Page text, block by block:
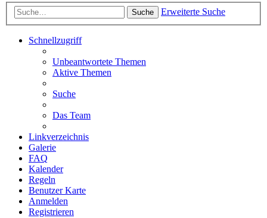
Suche Erweiterte Suche
Schnellzugriff
Unbeantwortete Themen
Aktive Themen
Suche
Das Team
Linkverzeichnis
Galerie
FAQ
Kalender
Regeln
Benutzer Karte
Anmelden
Registrieren